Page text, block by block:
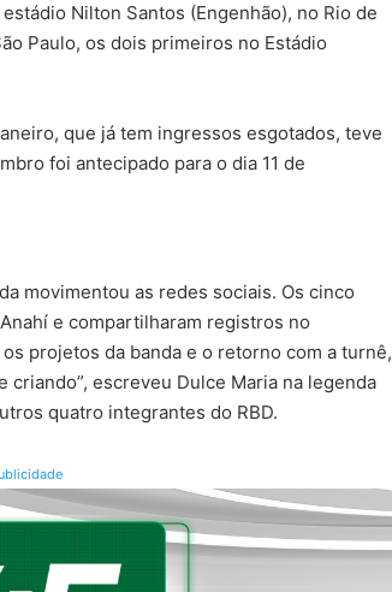
Nilton Santos (Engenhão), no Rio de
Paulo, os dois primeiros no Estádio
que já tem ingressos esgotados, teve
foi antecipado para o dia 11 de
movimentou as redes sociais. Os cinco
e compartilharam registros no
projetos da banda e o retorno com a turnê,
criando”, escreveu Dulce Maria na legenda
quatro integrantes do RBD.